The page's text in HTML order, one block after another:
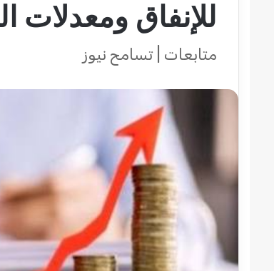
للإنفاق ومعدلات
متابعات | تسامح نيوز